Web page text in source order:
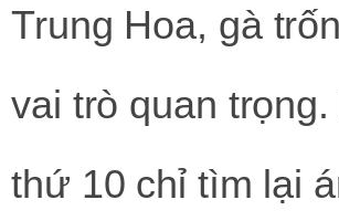
Trung Hoa, gà
vai trò quan
thứ 10 chỉ tìm lại